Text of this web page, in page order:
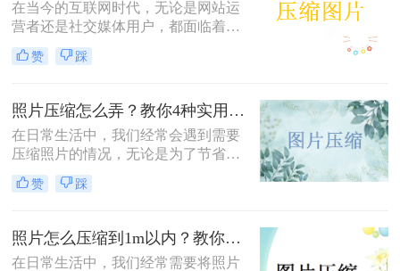
在当今的互联网时代，无论是网站运
营者还是社交媒体用户，都面临着一
个共同的问题——怎么样压缩图片的
大小。较大的图片文件不仅会占用更
间延长，影响用户体验。本文将介绍
三种压缩图片大小的方法。
赞 踩
照片压缩怎么弄？教你4种实用方法！
在日常生活中，我们经常会遇到需要
压缩照片的情况，无论是为了节省存
储空间，还是为了加快图片上传和下
载的速度。那么照片压缩怎么弄呢？
法，帮助您轻松应对照片压缩的需
求。
赞 踩
照片怎么压缩到1m以内？教你三招压缩照片！
在日常生活中，我们经常需要将照片